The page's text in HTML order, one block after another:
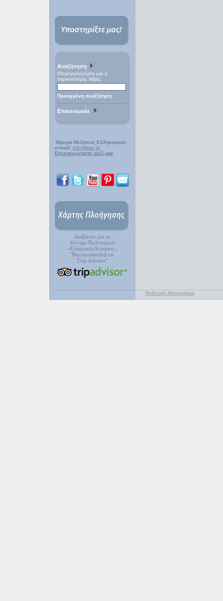
Αναζήτηση
Πληκτρολογήστε μία ή
περισσότερες λέξεις
Προηγμένη αναζήτηση
Επικοινωνία
Ίδρυμα Μείζονος Ελληνισμού
e-mail: info@ime.gr
Επικοινωνήστε μαζί μας
Διαβάστε για το
Κέντρο Πολιτισμού
«Ελληνικός Κόσμος»,
"Recommended on
Trip Advisor"
Πολιτική Απορρήτου